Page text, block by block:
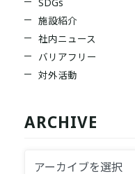
施設紹介
社内ニュース
バリアフリー
対外活動
ARCHIVE